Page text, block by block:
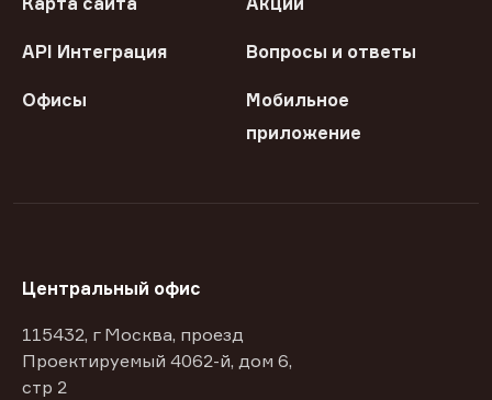
API Интеграция Вопросы и ответы
Офисы
Мобильное
приложение
Центральный офис
115432, г Москва, проезд
Проектируемый 4062-й, дом 6,
стр 2